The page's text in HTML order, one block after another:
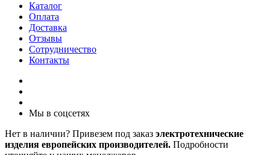
Каталог
Оплата
Доставка
Отзывы
Сотрудничество
Контакты
Мы в соцсетях
Нет в наличии? Привезем под заказ электротехнические
изделия европейских производителей. Подробности